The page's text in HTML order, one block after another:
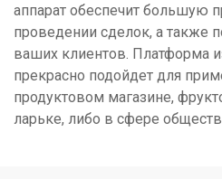
аппарат обеспечит большую
проведении сделок, а также
ваших клиентов. Платформа
прекрасно подойдет для
продуктовом магазине,
ларьке, либо в сфере